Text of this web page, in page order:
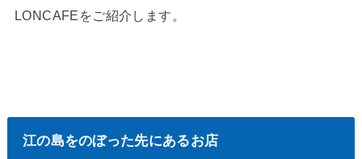
LONCAFEをご紹介します。
江の島をのぼった先にあるお店